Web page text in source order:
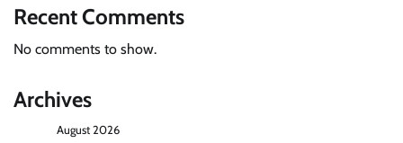
Recent Comments
No comments to show.
Archives
August 2026